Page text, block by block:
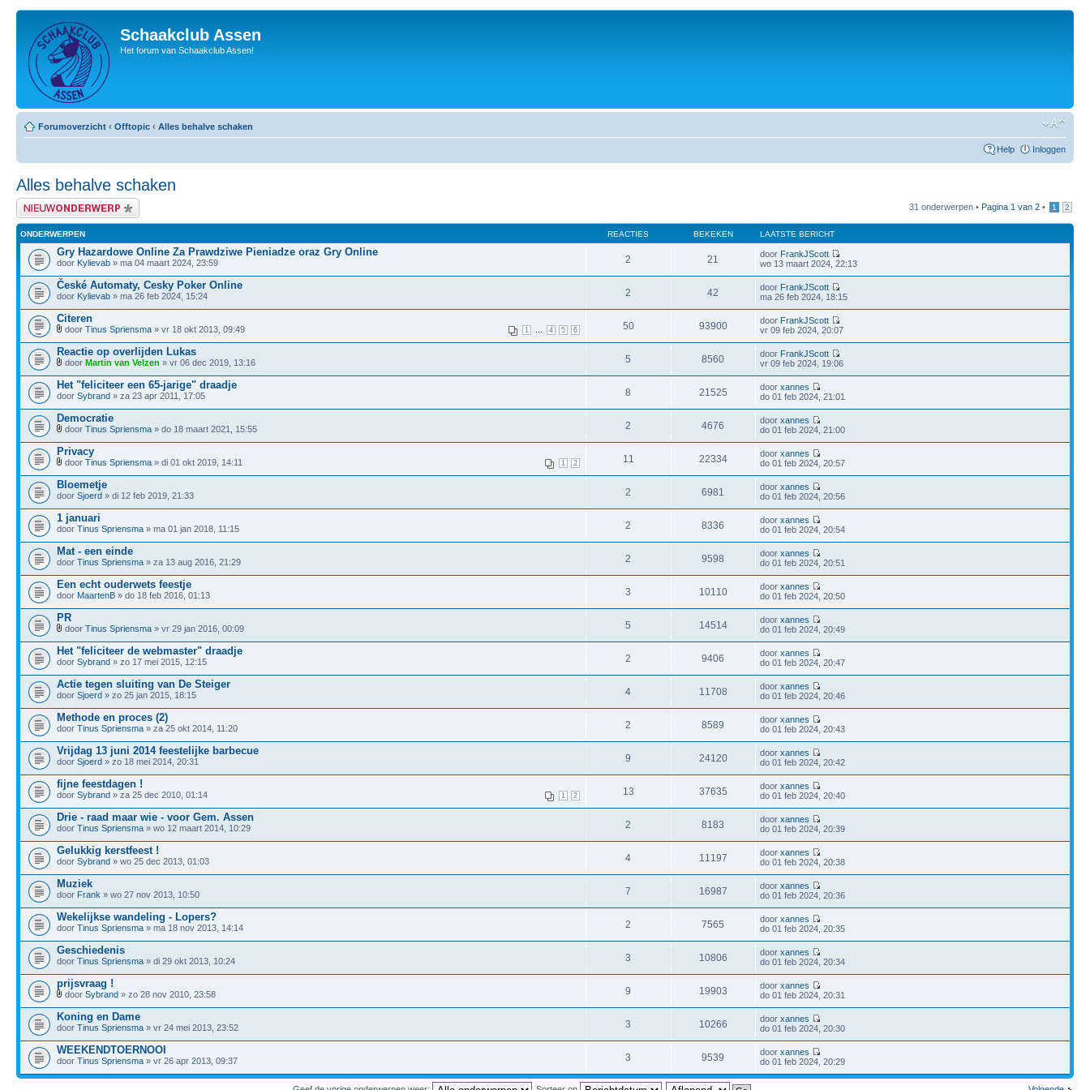
Schaakclub Assen
Het forum van Schaakclub Assen!
Forumoverzicht ‹ Offtopic ‹ Alles behalve schaken
Help Inloggen
Alles behalve schaken
Plaats een nieuw bericht 31 onderwerpen • Pagina 1 van 2 • 1 2
ONDERWERPEN REACTIES BEKEKEN LAATSTE BERICHT
Gry Hazardowe Online Za Prawdziwe Pieniadze oraz Gry Online
door Kylievab » ma 04 maart 2024, 23:59 2 21 door FrankJScott
wo 13 maart 2024, 22:13
České Automaty, Cesky Poker Online
door Kylievab » ma 26 feb 2024, 15:24 2 42 door FrankJScott
ma 26 feb 2024, 18:15
Citeren
1 4 5 6
door Tinus Spriensma » vr 18 okt 2013, 09:49 50 93900 door FrankJScott
vr 09 feb 2024, 20:07
Reactie op overlijden Lukas
door Martin van Velzen » vr 06 dec 2019, 13:16 5 8560 door FrankJScott
vr 09 feb 2024, 19:06
Het "feliciteer een 65-jarige" draadje
door Sybrand » za 23 apr 2011, 17:05 8 21525 doorxannes
do 01 feb 2024, 21:01
Democratie
door Tinus Spriensma » do 18 maart 2021, 15:55 2 4676 doorxannes
do 01 feb 2024, 21:00
Privacy
1 2
door Tinus Spriensma » di 01 okt 2019, 14:11 11 22334 doorxannes
do 01 feb 2024, 20:57
Bloemetje
door Sjoerd » di 12 feb 2019, 21:33 2 6981 doorxannes
do 01 feb 2024, 20:56
1 januari
door Tinus Spriensma » ma 01 jan 2018, 11:15 2 8336 doorxannes
do 01 feb 2024, 20:54
Mat - een einde
door Tinus Spriensma » za 13 aug 2016, 21:29 2 9598 doorxannes
do 01 feb 2024, 20:51
Een echt ouderwets feestje
door MaartenB » do 18 feb 2016, 01:13 3 10110 doorxannes
do 01 feb 2024, 20:50
PR
door Tinus Spriensma » vr 29 jan 2016, 00:09 5 14514 doorxannes
do 01 feb 2024, 20:49
Het "feliciteer de webmaster" draadje
door Sybrand » zo 17 mei 2015, 12:15 2 9406 doorxannes
do 01 feb 2024, 20:47
Actie tegen sluiting van De Steiger
door Sjoerd » zo 25 jan 2015, 18:15 4 11708 doorxannes
do 01 feb 2024, 20:46
Methode en proces (2)
door Tinus Spriensma » za 25 okt 2014, 11:20 2 8589 doorxannes
do 01 feb 2024, 20:43
Vrijdag 13 juni 2014 feestelijke barbecue
door Sjoerd » zo 18 mei 2014, 20:31 9 24120 doorxannes
do 01 feb 2024, 20:42
fijne feestdagen !
1 2
door Sybrand » za 25 dec 2010, 01:14 13 37635 doorxannes
do 01 feb 2024, 20:40
Drie - raad maar wie - voor Gem. Assen
door Tinus Spriensma » wo 12 maart 2014, 10:29 2 8183 doorxannes
do 01 feb 2024, 20:39
Gelukkig kerstfeest !
door Sybrand » wo 25 dec 2013, 01:03 4 11197 doorxannes
do 01 feb 2024, 20:38
Muziek
door Frank » wo 27 nov 2013, 10:50 7 16987 doorxannes
do 01 feb 2024, 20:36
Wekelijkse wandeling - Lopers?
door Tinus Spriensma » ma 18 nov 2013, 14:14 2 7565 doorxannes
do 01 feb 2024, 20:35
Geschiedenis
door Tinus Spriensma » di 29 okt 2013, 10:24 3 10806 doorxannes
do 01 feb 2024, 20:34
prijsvraag !
door Sybrand » zo 28 nov 2010, 23:58 9 19903 doorxannes
do 01 feb 2024, 20:31
Koning en Dame
door Tinus Spriensma » vr 24 mei 2013, 23:52 3 10266 doorxannes
do 01 feb 2024, 20:30
WEEKENDTOERNOOI
door Tinus Spriensma » vr 26 apr 2013, 09:37 3 9539 doorxannes
do 01 feb 2024, 20:29